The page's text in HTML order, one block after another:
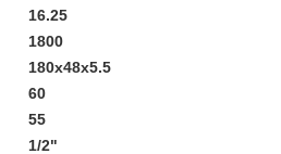
16.25
1800
180x48x5.5
60
55
1/2"